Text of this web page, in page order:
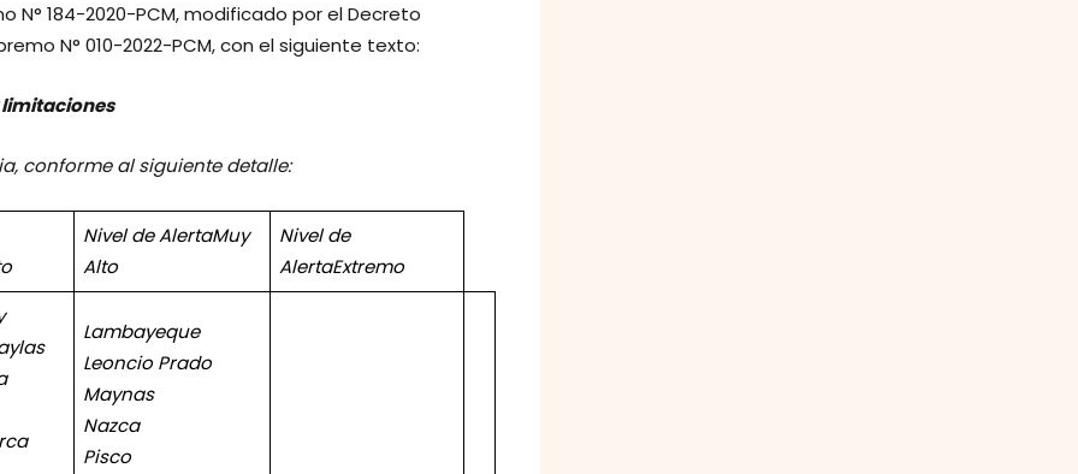
N° 184-2020-PCM, modificado por el Decreto
N° 010-2022-PCM, con el siguiente texto:
conforme al siguiente detalle:
Nivel de AlertaMuy
Alto
Nivel de
AlertaExtremo
Lambayeque
Leoncio Prado
Maynas
Nazca
Pisco